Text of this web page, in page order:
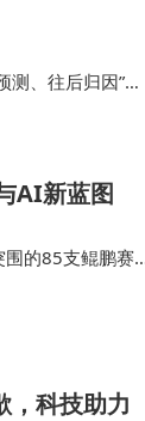
、往后归因”，
AI新蓝图
围的85支鲲鹏赛
，科技助力